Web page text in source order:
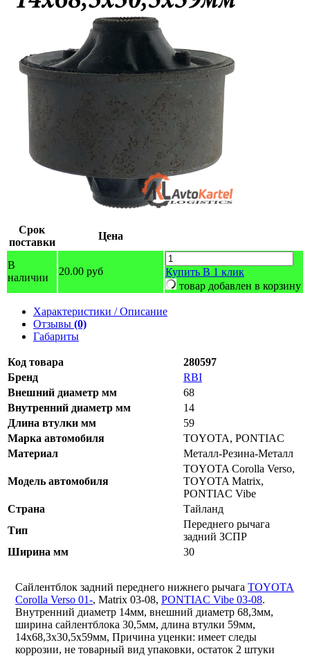
Срок
поставки
Цена
В
наличии
20.00 руб Купить В 1 клик
товар добавлен в корзину
Характеристики / Описание
Отзывы (0)
Габариты
Код товара
280597
Бренд
RBI
Внешний диаметр мм
68
Внутренний диаметр мм
14
Длина втулки мм
59
Марка автомобиля
TOYOTA, PONTIAC
Материал
Металл-Резина-Металл
Модель автомобиля
TOYOTA Corolla Verso,
TOYOTA Matrix,
PONTIAC Vibe
Страна
Тайланд
Тип
Переднего рычага
задний ЗСПР
Ширина мм
30
Сайлентблок задний переднего нижнего рычага TOYOTA
Corolla Verso 01-, Matrix 03-08, PONTIAC Vibe 03-08.
Внутренний диаметр 14мм, внешний диаметр 68,3мм,
ширина сайлентблока 30,5мм, длина втулки 59мм,
14х68,3х30,5х59мм, Причина уценки: имеет следы
коррозии, не товарный вид упаковки, остаток 2 штуки